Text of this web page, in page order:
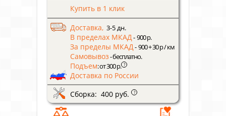
Купить в 1 клик
Доставка, 3-5 дн.
В пределах МКАД- 900 р.
За пределы МКАД- 900 + 30 р / км
Самовывоз- бесплатно.
Подъем: от 300 р. ?
Доставка по России
Сборка: 400 руб.
?